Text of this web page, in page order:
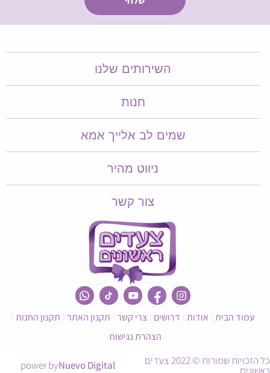
השירותים שלנו
חנות
שמים לב אלייך אמא​​
ניווט מהיר
צור קשר
עמוד הבית אודות דרושים צרי קשר תקנון האתר
תקנון החנות
הצהרת נגישות
כל הזכויות שמורות © 2022 צעדים power byNuevo Digital